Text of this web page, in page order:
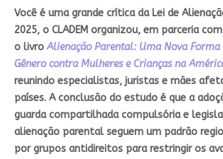
Você é uma grande crítica da Lei de
2025, o CLADEM organizou, em parceria
o livro Alienação Parental: Uma Nova
Gênero contra Mulheres e Crianças na
reunindo especialistas, juristas e mães
países. A conclusão do estudo é que a
guarda compartilhada compulsória e
alienação parental seguem um padrão
por grupos antidireitos para restringir os